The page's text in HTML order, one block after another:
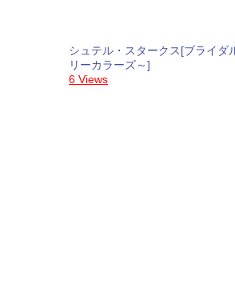
シュテル・スタークス[ブライダ
リーカラーズ～]
6 Views